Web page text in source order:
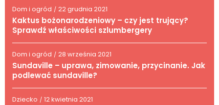
Dom i ogród / 22 grudnia 2021
Kaktus bożonarodzeniowy – czy jest trujący?
Sprawdź właściwości szlumbergery
Dom i ogród / 28 września 2021
Sundaville – uprawa, zimowanie, przycinanie. Jak
podlewać sundaville?
Dziecko / 12 kwietnia 2021